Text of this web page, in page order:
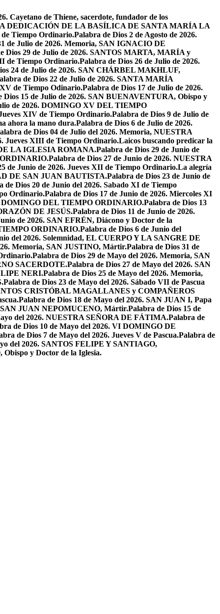
Cayetano de Thiene, sacerdote, fundador de los
LA DEDICACIÓN DE LA BASÍLICA DE SANTA MARÍA LA
de Tiempo Ordinario.Palabra de Dios 2 de Agosto de 2026.
de Julio de 2026. Memoria, SAN IGNACIO DE
Dios 29 de Julio de 2026. SANTOS MARTA, MARÍA y
de Tiempo Ordinario.Palabra de Dios 26 de Julio de 2026.
24 de Julio de 2026. SAN CHÁRBEL MAKHLUF,
de Dios 22 de Julio de 2026. SANTA MARÍA
de Tiempo Odinario.Palabra de Dios 17 de Julio de 2026.
Dios 15 de Julio de 2026. SAN BUENAVENTURA, Obispo y
de 2026. DOMINGO XV DEL TIEMPO
XIV de Tiempo Ordinario.Palabra de Dios 9 de Julio de
ahora la mano dura.Palabra de Dios 6 de Julio de 2026.
de Dios 04 de Julio del 2026. Memoria, NUESTRA
Jueves XIII de Tiempo Ordinario.Laicos buscando predicar la
LA IGLESIA ROMANA.Palabra de Dios 29 de Junio de
Palabra de Dios 27 de Junio de 2026. NUESTRA
de Junio de 2026. Jueves XII de Tiempo Ordinario.La alegría
DE SAN JUAN BAUTISTA.Palabra de Dios 23 de Junio de
de Dios 20 de Junio del 2026. Sabado XI de Tiempo
Ordinario.Palabra de Dios 17 de Junio de 2026. Miercoles XI
DOMINGO DEL TIEMPO ORDINARIO.Palabra de Dios 13
DE JESÚS.Palabra de Dios 11 de Junio de 2026.
de 2026. SAN EFRÉN, Diácono y Doctor de la
ORDINARIO.Palabra de Dios 6 de Junio del
del 2026. Solemnidad, EL CUERPO Y LA SANGRE DE
Memoria, SAN JUSTINO, Mártir.Palabra de Dios 31 de
Palabra de Dios 29 de Mayo del 2026. Memoria, SAN
SACERDOTE.Palabra de Dios 27 de Mayo del 2026. SAN
NERI.Palabra de Dios 25 de Mayo del 2026. Memoria,
Palabra de Dios 23 de Mayo del 2026. Sábado VII de Pascua
CRISTÓBAL MAGALLANES y COMPAÑEROS
Palabra de Dios 18 de Mayo del 2026. SAN JUAN I, Papa
SAN JUAN NEPOMUCENO, Mártir.Palabra de Dios 15 de
del 2026. NUESTRA SEÑORA DE FÁTIMA.Palabra de
de Dios 10 de Mayo del 2026. VI DOMINGO DE
de Dios 7 de Mayo del 2026. Jueves V de Pascua.Palabra de
del 2026. SANTOS FELIPE Y SANTIAGO,
y Doctor de la Iglesia.